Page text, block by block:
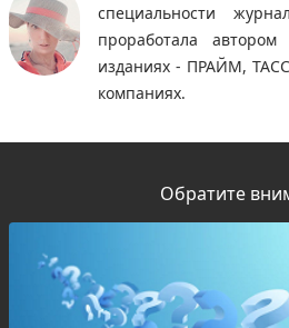
специальности
проработала
изданиях - ПРАЙМ,
компаниях.
Обратите